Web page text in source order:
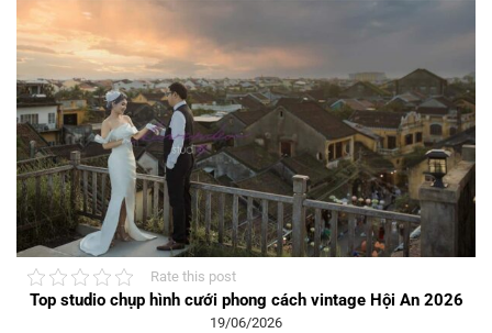
Rate this post
Top studio chụp hình cưới phong cách vintage Hội An 2026
19/06/2026